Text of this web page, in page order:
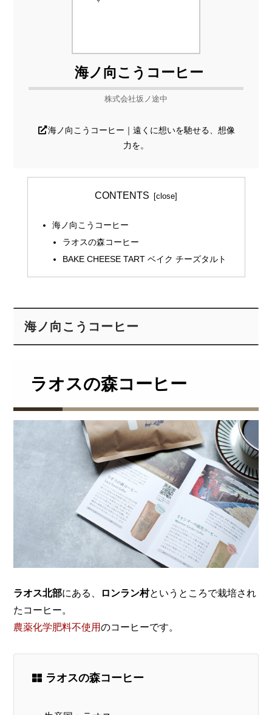
海ノ向こうコーヒー
株式会社坂ノ途中
海ノ向こうコーヒー｜遠くに想いを馳せる、想像
力を。
CONTENTS
海ノ向こうコーヒー
ラオスの森コーヒー
BAKE CHEESE TART ベイク チーズタルト
海ノ向こうコーヒー
ラオスの森コーヒー
ラオス北部にある、 ロンラン村というところで栽培され
たコーヒー。
農薬化学肥料不使用のコーヒーです。
ラオスの森コーヒー